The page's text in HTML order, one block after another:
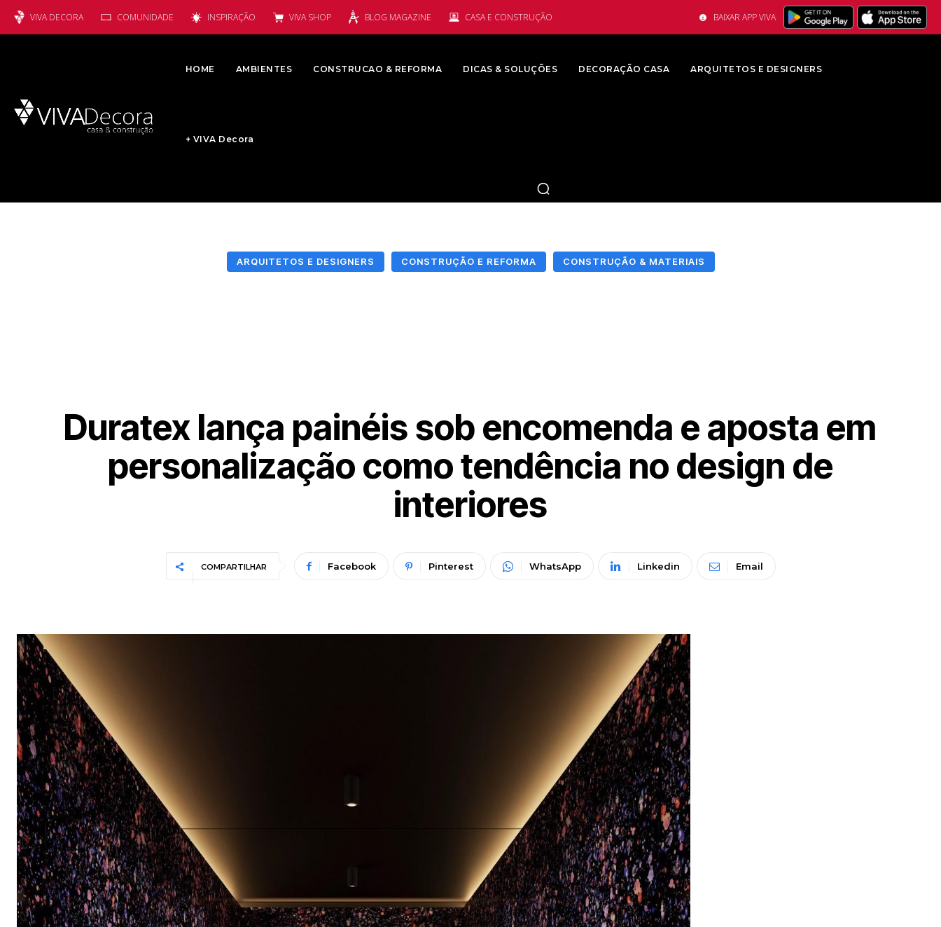
VIVA DECORA COMUNIDADE INSPIRAÇÃO VIVA SHOP BLOG MAGAZINE CASA E CONSTRUÇÃO BAIXAR APP VIVA
HOME AMBIENTES CONSTRUCAO & REFORMA DICAS & SOLUÇÕES DECORAÇÃO CASA ARQUITETOS E DESIGNERS
+ VIVA Decora
ARQUITETOS E DESIGNERS CONSTRUÇÃO E REFORMA CONSTRUÇÃO & MATERIAIS
Duratex lança painéis sob encomenda e aposta em
personalização como tendência no design de
interiores
COMPARTILHAR Facebook Pinterest WhatsApp Linkedin Email